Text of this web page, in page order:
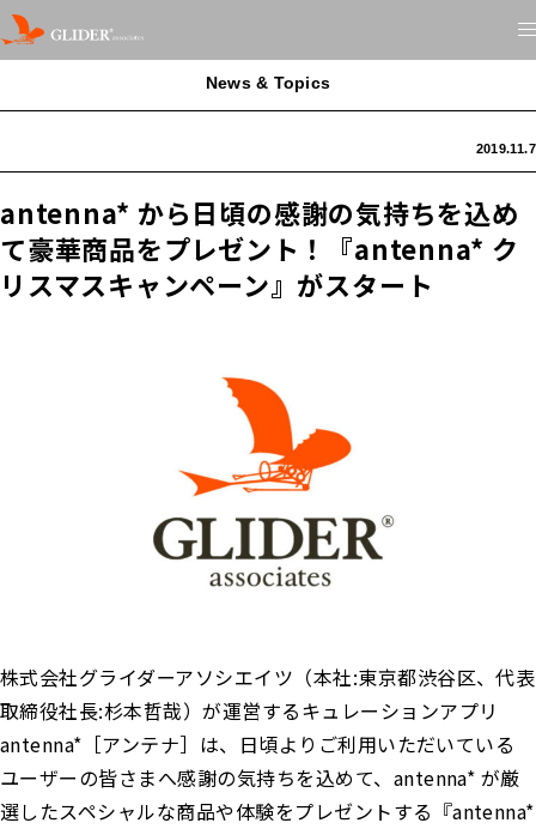
News & Topics
2019.11.7
antenna* から日頃の感謝の気持ちを込め
て豪華商品をプレゼント！『antenna* ク
リスマスキャンペーン』がスタート
株式会社グライダーアソシエイツ（本社:東京都渋谷区、代表
取締役社⻑:杉本哲哉）が運営するキュレーションアプリ
antenna*［アンテナ］は、日頃よりご利用いただいている
ユーザーの皆さまへ感謝の気持ちを込めて、antenna* が厳
選したスペシャルな商品や体験をプレゼントする『antenna*